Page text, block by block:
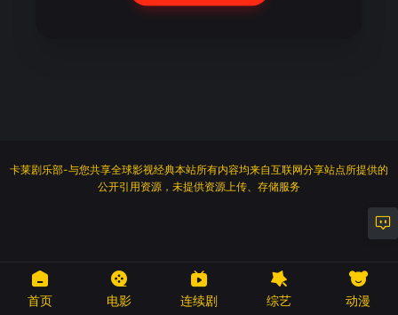
卡莱剧乐部-与您共享全球影视经典本站所有内容均来自互联网分享站点所提供的
公开引用资源，未提供资源上传、存储服务
首页 电影 连续剧 综艺 动漫